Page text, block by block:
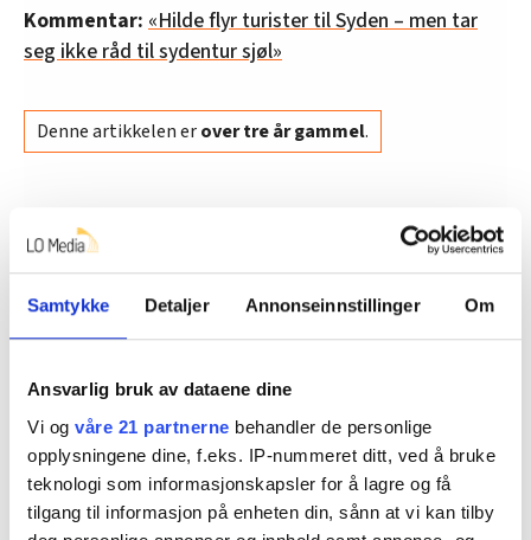
Samtykke Detaljer Annonseinnstillinger Om
Ansvarlig bruk av dataene dine
Vi og våre 21 partnerne behandler de personlige
opplysningene dine, f.eks. IP-nummeret ditt, ved å bruke
teknologi som informasjonskapsler for å lagre og få
tilgang til informasjon på enheten din, sånn at vi kan tilby
Kommentar: «Hilde flyr turister til Syden – men tar
seg ikke råd til sydentur sjøl»
Denne artikkelen erover tre år gammel.
Mat
Dette er en sak fra
Vi skriver om ansatte i mat- og